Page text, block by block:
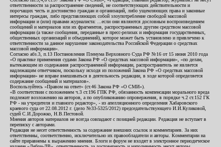
ответственности за распространение сведений, не соответствующих действительности и
порочащих честь и достоинство граждан и организаций, либо ущемляющих права и законные
интересы граждан, либо представляющих собой злоупотребление свободой массовой
информации и (или) правами журналиста: ...если они являются дословным воспроизведением
сообщений и материалов или их фрагментов, распространенных другим средством массовой
информации (а также сообщения, переданные в пресс-релизах и информация государственных,
общественных организаций и объединений), которое может быть установлено и привлечено к
ответственности за данное нарушение законодательства Российской Федерации о средствах
массовой информации».
Согласно абз.3, п.13 Постановления Пленума Верховного Суда РФ №16 от 15 июня 2010 года
«О практике применения судами Закона РФ «О средствах массовой информации», «по делам,
вытекающим из содержания распространенной информации, распространитель не является
надлежащим ответчиком, поскольку исходя из положений Закона РФ «О средствах массовой
информации» не вправе вмешиваться в деятельность редакции, в ходе которой определяется
содержание сообщений и материалов».
Воспользуйтесь «Правом на ответ» (ст.46 Закона РФ «О СМИ»).
«В соответствии с положением ч.3 ст.196 ГПК РФ, обязанность компенсации морального вреда
подлежит возложению на авторов, а по опубликованию опровержения, в порядке ч.2 ст.152 ГК
РФ - на учредителя и главного редактор», - из апелляционного определения Хабаровского
краевого суда от 22.08.2012 г. (дело №33-5325/2012) председательствующего И.И.Куликовой,
судей С.И.Дорожко, Н.В.Пестовой.
Мнения авторов материалов не всегда совпадают с позицией редакции. Редакция не вступает в
переписку с авторами.
Редакция не несет ответственность за содержание внешних ссылок и комментариев. За них
ответственны, соответственно, исключительно их правообладатели и авторы. Комментарии на
сайте приравнены к выражению мнения. Блоги и форум не входят в электронное периодическое